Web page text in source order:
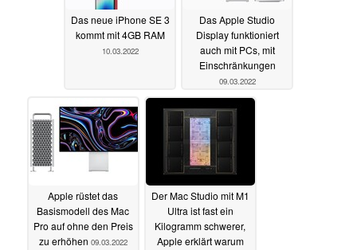
Das neue iPhone SE 3
kommt mit 4GB RAM
10.03.2022
Das Apple Studio
Display funktioniert
auch mit PCs, mit
Einschränkungen
09.03.2022
Apple rüstet das
Basismodell des Mac
Pro auf ohne den Preis
zu erhöhen 09.03.2022
Der Mac Studio mit M1
Ultra ist fast ein
Kilogramm schwerer,
Apple erklärt warum